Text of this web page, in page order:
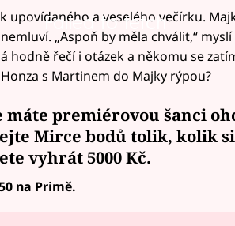
Failed to fetch
upovídaného a veselého večírku.
„Aspoň by měla chválit,“
hodně řečí i otázek a někomu se
s Martinem do Majky rýpou?
máte premiérovou šanci
Mirce bodů tolik, kolik
vyhrát5000 Kč.
na Primě.